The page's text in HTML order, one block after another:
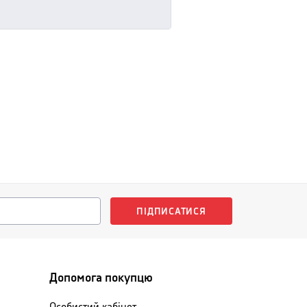
ПІДПИСАТИСЯ
Допомога покупцю